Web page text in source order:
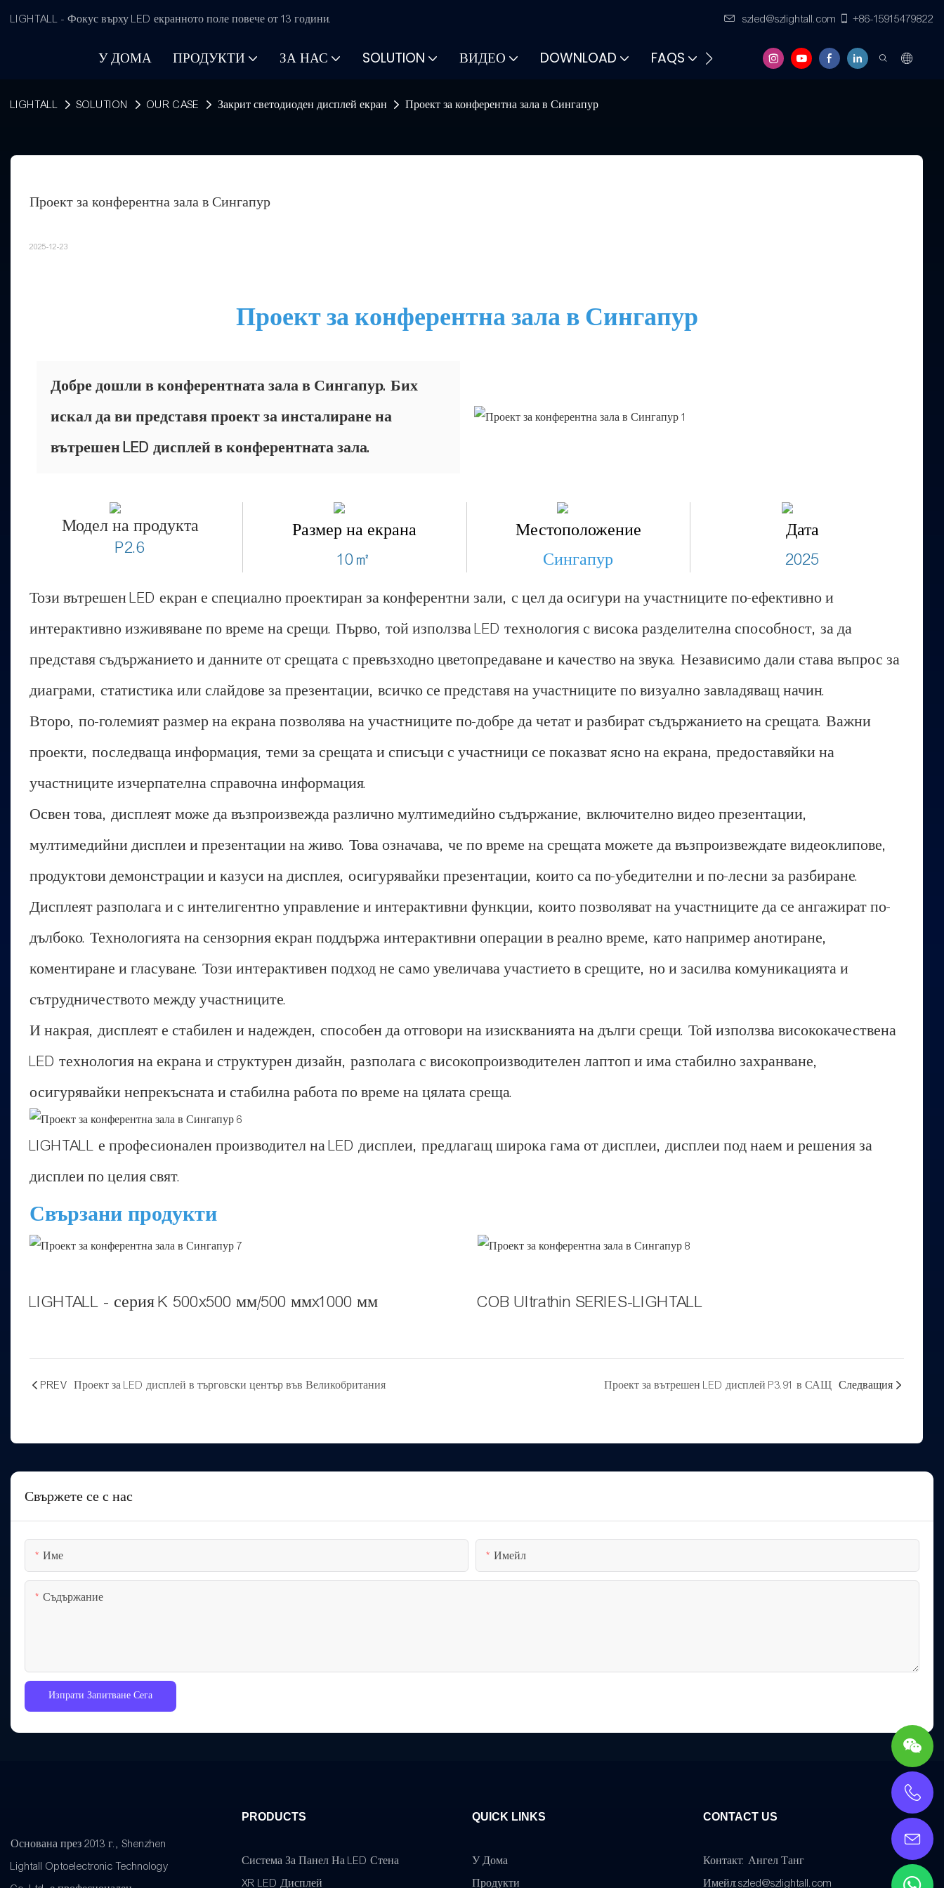
LIGHTALL - Фокус върху LED екранното поле повече от 13 години. szled@szlightall.com +86-15915479822
У ДОМА ПРОДУКТИ ЗА НАС SOLUTION ВИДЕО DOWNLOAD FAQS
LIGHTALL SOLUTION OUR CASE Закрит светодиоден дисплей екран Проект за конферентна зала в Сингапур
Проект за конферентна зала в Сингапур
2025-12-23
Проект за конферентна зала в Сингапур
Добре дошли в конферентната зала в Сингапур. Бих
искал да ви представя проект за инсталиране на
вътрешен LED дисплей в конферентната зала.
Модел на продукта
P2.6
Размер на екрана
10㎡
Местоположение
Сингапур
Дата
2025
Този вътрешен LED екран е специално проектиран за конферентни зали, с цел да осигури на участниците по-ефективно и
интерактивно изживяване по време на срещи. Първо, той използва LED технология с висока разделителна способност, за да
представя съдържанието и данните от срещата с превъзходно цветопредаване и качество на звука. Независимо дали става въпрос за
диаграми, статистика или слайдове за презентации, всичко се представя на участниците по визуално завладяващ начин.
Второ, по-големият размер на екрана позволява на участниците по-добре да четат и разбират съдържанието на срещата. Важни
проекти, последваща информация, теми за срещата и списъци с участници се показват ясно на екрана, предоставяйки на
участниците изчерпателна справочна информация.
Освен това, дисплеят може да възпроизвежда различно мултимедийно съдържание, включително видео презентации,
мултимедийни дисплеи и презентации на живо. Това означава, че по време на срещата можете да възпроизвеждате видеоклипове,
продуктови демонстрации и казуси на дисплея, осигурявайки презентации, които са по-убедителни и по-лесни за разбиране.
Дисплеят разполага и с интелигентно управление и интерактивни функции, които позволяват на участниците да се ангажират по-
дълбоко. Технологията на сензорния екран поддържа интерактивни операции в реално време, като например анотиране,
коментиране и гласуване. Този интерактивен подход не само увеличава участието в срещите, но и засилва комуникацията и
сътрудничеството между участниците.
И накрая, дисплеят е стабилен и надежден, способен да отговори на изискванията на дълги срещи. Той използва висококачествена
LED технология на екрана и структурен дизайн, разполага с високопроизводителен лаптоп и има стабилно захранване,
осигурявайки непрекъсната и стабилна работа по време на цялата среща.
LIGHTALL е професионален производител на LED дисплеи, предлагащ широка гама от дисплеи, дисплеи под наем и решения за
дисплеи по целия свят.
Свързани продукти
LIGHTALL - серия K 500x500 мм/500 ммx1000 мм COB Ultrathin SERIES-LIGHTALL
PREV Проект за LED дисплей в търговски център във Великобритания Проект за вътрешен LED дисплей P3.91 в САЩ Следващия
Свържете се с нас
Име Имейл
Съдържание
Изпрати Запитване Сега
Основана през 2013 г., Shenzhen
Lightall Optoelectronic Technology
PRODUCTS
Система За Панел На LED Стена
XR LED Дисплей
QUICK LINKS
У Дома
Продукти
CONTACT US
Контакт: Ангел Танг
Имейл:szled@szlightall.com